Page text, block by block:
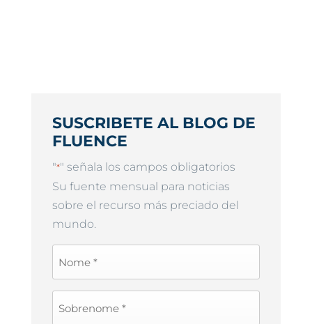
SUSCRIBETE AL BLOG DE
FLUENCE
"*" señala los campos obligatorios
Su fuente mensual para noticias
sobre el recurso más preciado del
mundo.